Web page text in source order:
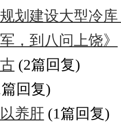
划建设大型冷库
，到八问上饶》
(2篇回复)
回复)
养肝 (1篇回复)